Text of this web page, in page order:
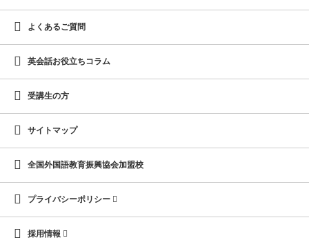
よくあるご質問
英会話お役立ちコラム
受講生の方
サイトマップ
全国外国語教育振興協会加盟校
プライバシーポリシー
採用情報